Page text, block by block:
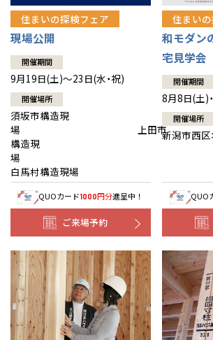
住まいの探検フェア
現場公開
開催期間
9月19日(土)～23日(水・祝)
開催場所
須坂市構造現
場 上田市
構造現
場
白馬村構造現場
QUOカード1000円分進呈中！
ご来場予約
住まい
和モダ
宅見学会
開催期間
8月8日(土)
開催場所
新潟市西
QUO